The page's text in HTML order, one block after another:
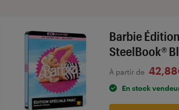
Barbie
SteelBook®
À partir de
En stock